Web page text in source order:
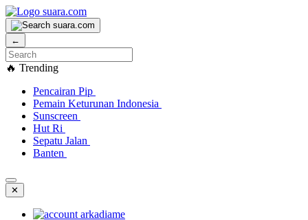
←
🔥 Trending
Pencairan Pip
Pemain Keturunan Indonesia
Sunscreen
Hut Ri
Sepatu Jalan
Banten
✕